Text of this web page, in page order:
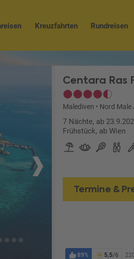
Kreuzfahrten Rundreisen
Centara Ras
Malediven • Nord Male
7 Nächte, ab
Frühstück, ab Wien
Termine &
89% 5,5/6